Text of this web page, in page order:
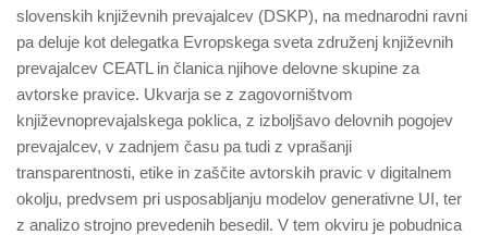
slovenskih književnih prevajalcev (DSKP), na mednarodni ravni
pa deluje kot delegatka Evropskega sveta združenj književnih
prevajalcev CEATL in članica njihove delovne skupine za
avtorske pravice. Ukvarja se z zagovorništvom
književnoprevajalskega poklica, z izboljšavo delovnih pogojev
prevajalcev, v zadnjem času pa tudi z vprašanji
transparentnosti, etike in zaščite avtorskih pravic v digitalnem
okolju, predvsem pri usposabljanju modelov generativne UI, ter
z analizo strojno prevedenih besedil. V tem okviru je pobudnica